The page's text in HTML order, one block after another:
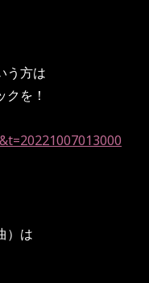
う方は
を！
）は